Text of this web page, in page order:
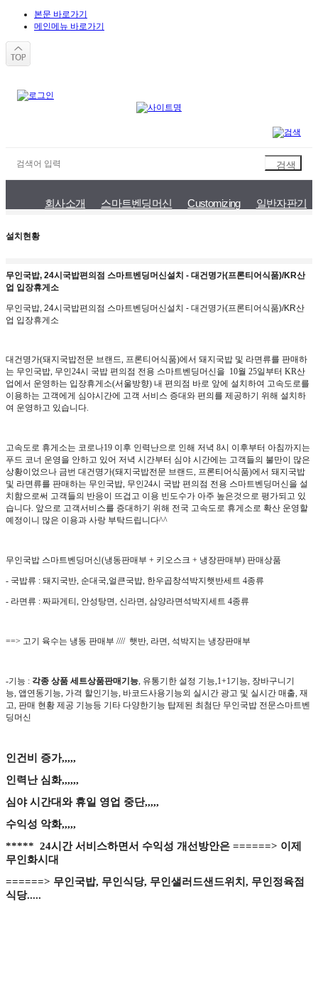
본문 바로가기
메인메뉴 바로가기
회사소개 스마트벤딩머신 Customizing 일반자판기
설치현황
무인국밥, 24시국밥편의점 스마트벤딩머신설치 - 대건명가(프론티어식품)/KR산
업 입장휴게소
무인국밥, 24시국밥편의점 스마트벤딩머신설치 - 대건명가(프론티어식품)/KR산
업 입장휴게소
대건명가(돼지국밥전문 브랜드, 프론티어식품)에서 돼지국밥 및 라면류를 판매하
는 무인국밥, 무인24시 국밥 편의점 전용 스마트벤딩머신을 10월 25일부터 KR산
업에서 운영하는 입장휴게소(서울방향) 내 편의점 바로 앞에 설치하여 고속도로를
이용하는 고객에게 심야시간에 고객 서비스 증대와 편의를 제공하기 위해 설치하
여 운영하고 있습니다.
고속도로 휴게소는 코로나19 이후 인력난으로 인해 저녁 8시 이후부터 아침까지는
푸드 코너 운영을 안하고 있어 저녁 시간부터 심야 시간에는 고객들의 불만이 많은
상황이었으나 금번 대건명가(돼지국밥전문 브랜드, 프론티어식품)에서 돼지국밥
및 라면류를 판매하는 무인국밥, 무인24시 국밥 편의점 전용 스마트벤딩머신을 설
치함으로써 고객들의 반응이 뜨겁고 이용 빈도수가 아주 높은것으로 평가되고 있
습니다. 앞으로 고객서비스를 증대하기 위해 전국 고속도로 휴게소로 확산 운영할
예정이니 많은 이용과 사랑 부탁드립니다^^
무인국밥 스마트벤딩머신(냉동판매부 + 키오스크 + 냉장판매부) 판매상품
- 국밥류 : 돼지국반, 순대국,얼큰국밥, 한우곱창석박지햇반세트 4종류
- 라면류 : 짜파게티, 안성탕면, 신라면, 삼양라면석박지세트 4종류
==> 고기 육수는 냉동 판매부 //// 햇반, 라면, 석박지는 냉장판매부
-기능 : 각종 상품 세트상품판매기능, 유통기한 설정 기능,1+1기능, 장바구니기
능, 앱연동기능, 가격 할인기능, 바코드사용기능외 실시간 광고 및 실시간 매출, 재
고, 판매 현황 제공 기능등 기타 다양한기능 탑제된 최첨단 무인국밥 전문스마트벤
딩머신
인건비 증가,,,,,
인력난 심화,,,,,,
심야 시간대와 휴일 영업 중단,,,,,
수익성 악화,,,,,
***** 24시간 서비스하면서 수익성 개선방안은 ======> 이제
무인화시대
======> 무인국밥, 무인식당, 무인샐러드샌드위치, 무인정육점
식당.....